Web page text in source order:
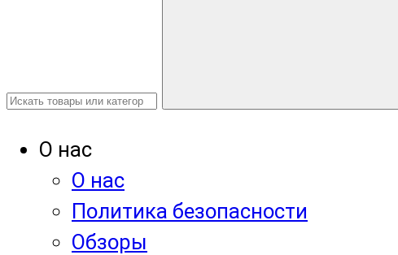
О нас
О нас
Политика безопасности
Обзоры